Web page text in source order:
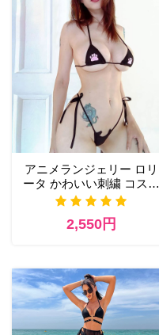
アニメランジェリー ロリ
ータ かわいい刺繍 コスプ
レ セクシー マイクロビキ
2,550円